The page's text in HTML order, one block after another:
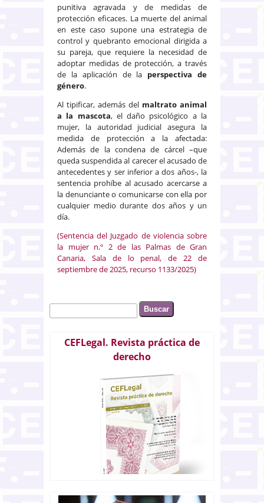
punitiva agravada y de medidas de
protección eficaces. La muerte del animal
en este caso supone una estrategia de
control y quebranto emocional dirigida a
su pareja, que requiere la necesidad de
adoptar medidas de protección, a través
de la aplicación de la perspectiva de
género.
Al tipificar, además del maltrato animal
a la mascota, el daño psicológico a la
mujer, la autoridad judicial asegura la
medida de protección a la afectada:
Además de la condena de cárcel –que
queda suspendida al carecer el acusado de
antecedentes y ser inferior a dos años-, la
sentencia prohíbe al acusado acercarse a
la denunciante o comunicarse con ella por
cualquier medio durante dos años y un
día.
(Sentencia del Juzgado de violencia sobre
la mujer n.º 2 de las Palmas de Gran
Canaria, Sala de lo penal, de 22 de
septiembre de 2025, recurso 1133/2025)
Formulario de búsqueda
Buscar
CEFLegal. Revista práctica de
derecho